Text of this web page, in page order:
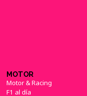
MOTOR
Motor & Racing
F1 al día